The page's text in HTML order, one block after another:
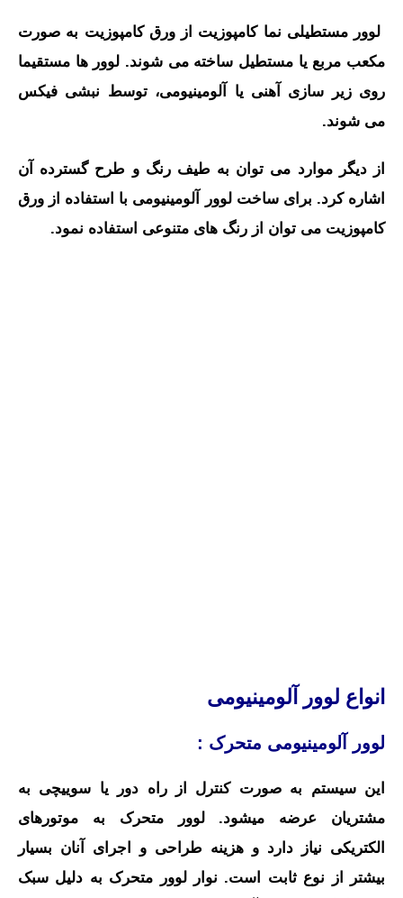
لوور مستطیلی نما کامپوزیت از ورق کامپوزیت به صورت
مکعب مربع یا مستطیل ساخته می شوند. لوور ها مستقیما
روی زیر سازی آهنی یا آلومینیومی، توسط نبشی فیکس
می شوند.
از دیگر موارد می توان به طیف رنگ و طرح گسترده آن
اشاره کرد. برای ساخت لوور آلومینیومی با استفاده از ورق
کامپوزیت می توان از رنگ های متنوعی استفاده نمود.
انواع لوور آلومینیومی
لوور آلومینیومی متحرک :
این سیستم به صورت کنترل از راه دور یا سوییچی به
مشتریان عرضه میشود. لوور متحرک به موتورهای
الکتریکی نیاز دارد و هزینه طراحی و اجرای آنان بسیار
بیشتر از نوع ثابت است. نوار لوور متحرک به دلیل سبک